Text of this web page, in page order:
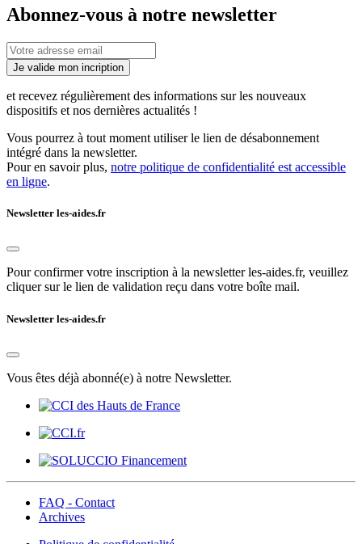
Abonnez-vous à notre newsletter
Je valide mon incription
et recevez régulièrement des informations sur les nouveaux
dispositifs et nos dernières actualités !
Vous pourrez à tout moment utiliser le lien de désabonnement
intégré dans la newsletter.
Pour en savoir plus, notre politique de confidentialité est accessible
en ligne.
Newsletter les-aides.fr
Pour confirmer votre inscription à la newsletter les-aides.fr, veuillez
cliquer sur le lien de validation reçu dans votre boîte mail.
Newsletter les-aides.fr
Vous êtes déjà abonné(e) à notre Newsletter.
FAQ - Contact
Archives